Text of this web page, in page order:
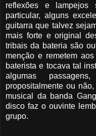
reflexões e lampejos
particular, alguns
guitarra que talvez
mais forte e original
tribais da bateria são
menção e remetem
baterista e tocava tal
algumas
propositalmente ou
musical da banda
disco faz o ouvinte
grupo.